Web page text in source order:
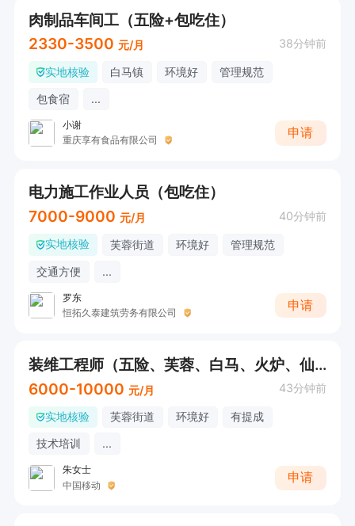
肉制品车间工（五险+包吃住）
2330-3500 元/月 38分钟前
实地核验 白马镇 环境好
管理规范
包食宿
...
小谢
重庆享有食品有限公司
申请
电力施工作业人员（包吃住）
7000-9000 元/月 40分钟前
实地核验 芙蓉街道 环境好
管理规范
交通方便
...
罗东
恒拓久泰建筑劳务有限公司
申请
装维工程师（五险、芙蓉、白马、火炉、仙女山街道、土地、接龙、和顺、兴顺）
6000-10000 元/月 43分钟前
实地核验 芙蓉街道 环境好
有提成
技术培训
...
朱女士
中国移动
申请